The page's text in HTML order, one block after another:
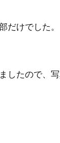
だけでした。
したので、